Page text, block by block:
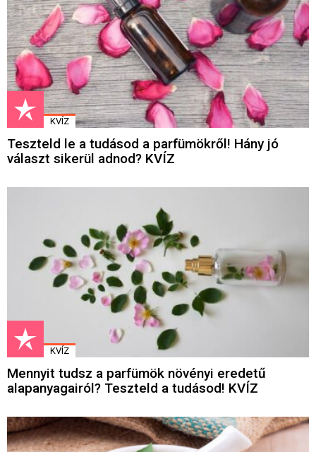
KVÍZ
Teszteld le a tudásod a parfümökről! Hány jó
választ sikerül adnod? KVÍZ
KVÍZ
Mennyit tudsz a parfümök növényi eredetű
alapanyagairól? Teszteld a tudásod! KVÍZ